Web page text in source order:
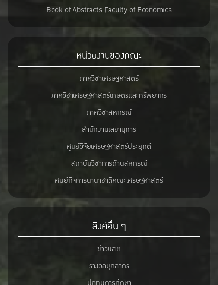
Book of Abstracts Faculty of Economics
หน่วยงานของคณะ
ภาควิชาเศรษฐศาสตร์
ภาควิชาเศรษฐศาสตร์เกษตรและทรัพยากร
ภาควิชาสหกรณ์
สำนักงานเลขานุการ
ศูนย์วิจัยเศรษฐศาสตร์ประยุกต์
สถาบันวิชาการด้านสหกรณ์
ศูนย์กิจการนานาชาติคณะเศรษฐศาสตร์
ลิงค์อื่น ๆ
ข่าวนิสิต
รางวัลบุคลากร